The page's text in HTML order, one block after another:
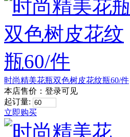
时尚精美花瓶双色树皮花纹瓶60/件
本店售价： 登录可见
起订量:
立即购买